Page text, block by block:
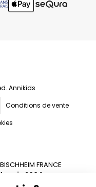
Annikids
Conditions de vente
FRANCE
2004